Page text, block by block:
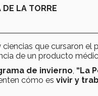
DE LA TORRE
que cursaron
de un producto
de invierno “La
cómo es vivir y